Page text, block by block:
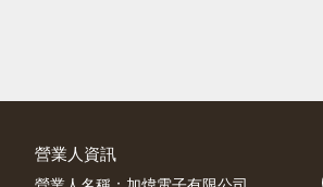
營業人資訊